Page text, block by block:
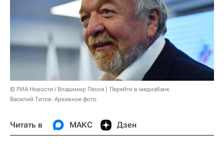
© РИА Новости / Владимир Песня
Перейти в медиабанк
Василий Титов. Архивное фото
Читать в МАКС Дзен